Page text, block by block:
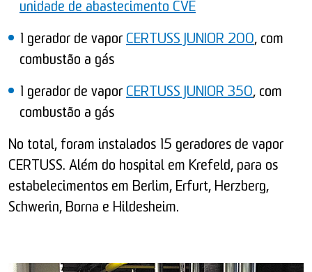
unidade de abastecimento CVE
1 gerador de vapor CERTUSS JUNIOR 200, com
combustão a gás
1 gerador de vapor CERTUSS JUNIOR 350, com
combustão a gás
No total, foram instalados 15 geradores de vapor
CERTUSS. Além do hospital em Krefeld, para os
estabelecimentos em Berlim, Erfurt, Herzberg,
Schwerin, Borna e Hildesheim.